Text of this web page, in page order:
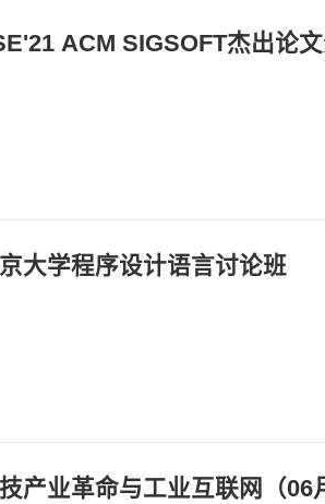
ACM SIGSOFT杰出论
大学程序设计语言讨论班
产业革命与工业互联网（06